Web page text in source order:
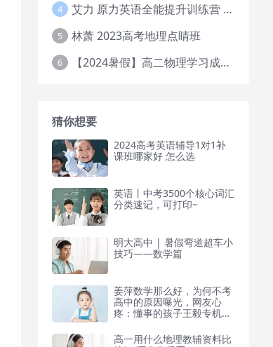
4 艾力 原力英语全能提升训练营 151G网课大合集
5 林萧 2023高考地理点睛班
6 【2024暑假】高二物理学习成长与规划系统1期
猜你想要
2024高考英语辅导1对1补
课班哪家好 怎么选
英语丨中考3500个核心词汇
分类速记，可打印~
明大高中 | 暑假弯道超车小
技巧——数学篇
姜萍数学那么好，为何不考
高中的原因曝光，网友心
疼：懂事的孩子王毅专机刚
离国，朝鲜收到求援信号
高一用什么地理教辅资料比